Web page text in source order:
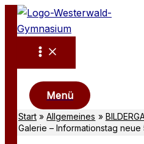
Zum
Inhalt
springen
Menü
Start Allgemeines
Galerie – Informationstag neue